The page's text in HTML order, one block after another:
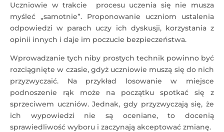
Uczniowie w trakcie procesu uczenia się nie musza
myśleć „samotnie”. Proponowanie uczniom ustalenia
odpowiedzi w parach uczy ich dyskusji, korzystania z
opinii innych i daje im poczucie bezpieczeństwa.
Wprowadzanie tych niby prostych technik powinno być
rozciągnięte w czasie, gdyż uczniowie muszą się do nich
przyzwyczaić. Na przykład losowanie w miejsce
podnoszenie rąk może na początku spotkać się z
sprzeciwem uczniów. Jednak, gdy przyzwyczają się, że
ich wypowiedzi nie są oceniane, to docenią
sprawiedliwość wyboru i zaczynają akceptować zmianę.